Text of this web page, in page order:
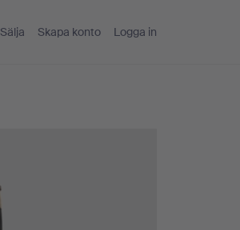
Sälja Skapa konto Logga in